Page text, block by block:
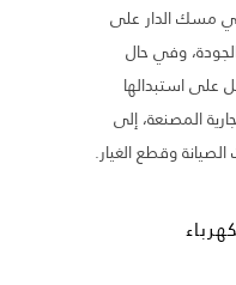
مسك الدار على
وفي حال
على استبدالها
المصنعة، إلى
وقطع الغيار.